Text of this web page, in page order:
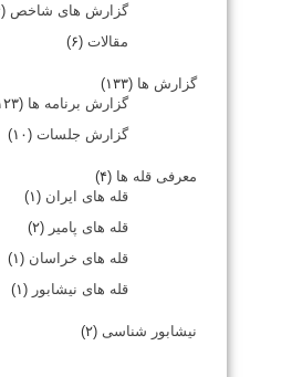
گزارش های شاخص (۱۴)
مقالات (۶)
گزارش ها (۱۳۳)
گزارش برنامه ها (۱۲۳)
گزارش جلسات (۱۰)
معرفی قله ها (۴)
قله های ایران (۱)
قله های پامیر (۲)
قله های خراسان (۱)
قله های نیشابور (۱)
نیشابور شناسی (۲)